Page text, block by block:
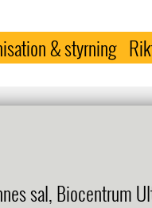
& styrning
sal, Biocentrum